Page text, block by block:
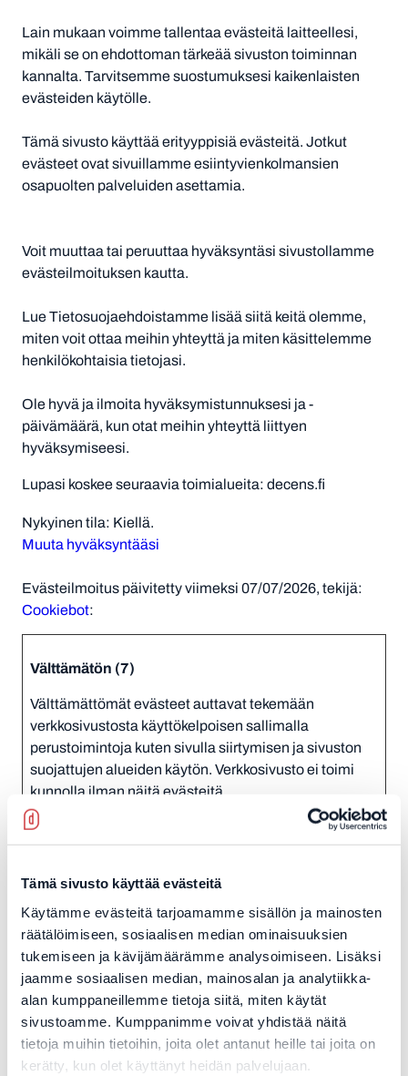
Tämä sivusto käyttää evästeitä
Käytämme evästeitä tarjoamamme sisällön ja mainosten
räätälöimiseen, sosiaalisen median ominaisuuksien
tukemiseen ja kävijämäärämme analysoimiseen. Lisäksi
jaamme sosiaalisen median, mainosalan ja analytiikka-
alan kumppaneillemme tietoja siitä, miten käytät
sivustoamme. Kumppanimme voivat yhdistää näitä
tietoja muihin tietoihin, joita olet antanut heille tai joita on
kerätty, kun olet käyttänyt heidän palvelujaan.
Lain mukaan voimme tallentaa evästeitä laitteellesi,
mikäli se on ehdottoman tärkeää sivuston toiminnan
kannalta. Tarvitsemme suostumuksesi kaikenlaisten
evästeiden käytölle.
Tämä sivusto käyttää erityyppisiä evästeitä. Jotkut
evästeet ovat sivuillamme esiintyvienkolmansien
osapuolten palveluiden asettamia.
Voit muuttaa tai peruuttaa hyväksyntäsi sivustollamme
evästeilmoituksen kautta.
Lue Tietosuojaehdoistamme lisää siitä keitä olemme,
miten voit ottaa meihin yhteyttä ja miten käsittelemme
henkilökohtaisia tietojasi.
Ole hyvä ja ilmoita hyväksymistunnuksesi ja -
päivämäärä, kun otat meihin yhteyttä liittyen
hyväksymiseesi.
Lupasi koskee seuraavia toimialueita: decens.fi
Nykyinen tila: Kiellä.
Muuta hyväksyntääsi
Evästeilmoitus päivitetty viimeksi 07/07/2026, tekijä:
Cookiebot:
Välttämätön (7)
Välttämättömät evästeet auttavat tekemään
verkkosivustosta käyttökelpoisen sallimalla
perustoimintoja kuten sivulla siirtymisen ja sivuston
suojattujen alueiden käytön. Verkkosivusto ei toimi
kunnolla ilman näitä evästeitä.
Nimi Tarjoaja Tarkoitus
Säilytyksen
__cf_bm
[x2]
decens.fi
LinkedIn
This cookie is used
to distinguish
between humans
and bots. This is
beneficial for the
website, in order to
make valid reports
on the use of their
website.